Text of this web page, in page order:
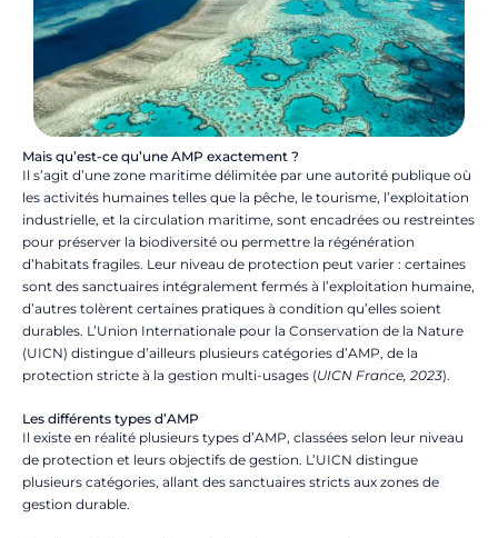
Mais qu’est-ce qu’une AMP exactement ?
Il s’agit d’une zone maritime délimitée par une autorité publique où
les activités humaines telles que la pêche, le tourisme, l’exploitation
industrielle, et la circulation maritime, sont encadrées ou restreintes
pour préserver la biodiversité ou permettre la régénération
d’habitats fragiles. Leur niveau de protection peut varier : certaines
sont des sanctuaires intégralement fermés à l’exploitation humaine,
d’autres tolèrent certaines pratiques à condition qu’elles soient
durables. L’Union Internationale pour la Conservation de la Nature
(UICN) distingue d’ailleurs plusieurs catégories d’AMP, de la
protection stricte à la gestion multi-usages (UICN France, 2023).
Les différents types d’AMP
Il existe en réalité plusieurs types d’AMP, classées selon leur niveau
de protection et leurs objectifs de gestion. L’UICN distingue
plusieurs catégories, allant des sanctuaires stricts aux zones de
gestion durable.